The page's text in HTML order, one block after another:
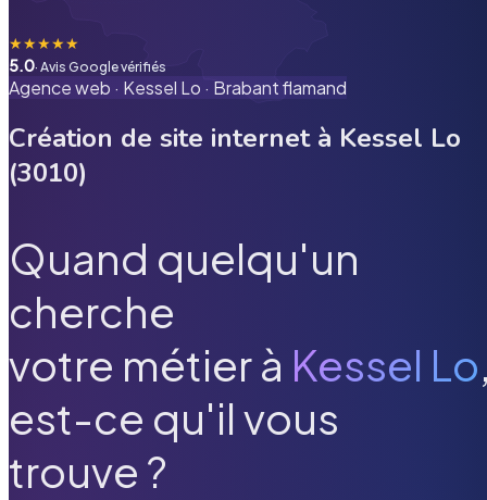
★★★★★
5.0· Avis Google vérifiés
Agence web · Kessel Lo · Brabant flamand
Création de site internet à Kessel Lo
(3010)
Quand quelqu'un
cherche
votre métier à Kessel Lo
est-ce qu'il vous
trouve ?